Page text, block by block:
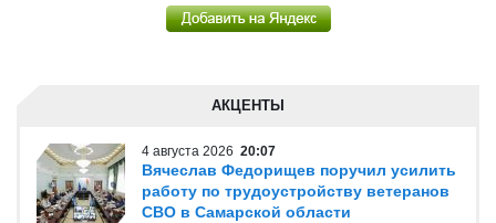
АКЦЕНТЫ
4 августа 2026 20:07
Вячеслав Федорищев поручил усилить
работу по трудоустройству ветеранов
СВО в Самарской области